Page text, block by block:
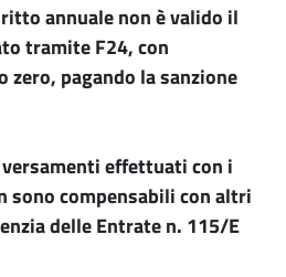
annuale non è valido il
tramite F24, con
zero, pagando la sanzione
effettuati con i
sono compensabili con altri
delle Entrate n. 115/E